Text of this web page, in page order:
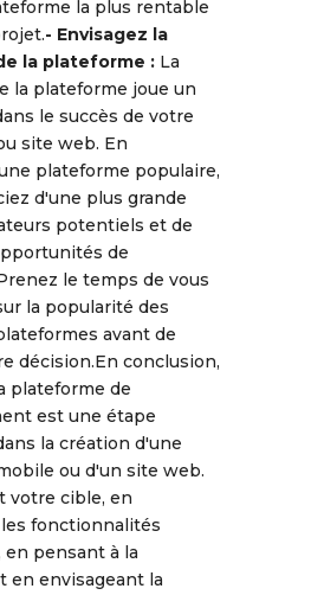
la plus rentable
- Envisagez la
la plateforme : La
la plateforme joue un
le succès de votre
site web. En
plateforme populaire,
d'une plus grande
potentiels et de
de
le temps de vous
la popularité des
avant de
décision.En conclusion,
plateforme de
est une étape
la création d'une
ou d'un site web.
votre cible, en
fonctionnalités
en pensant à la
en envisageant la